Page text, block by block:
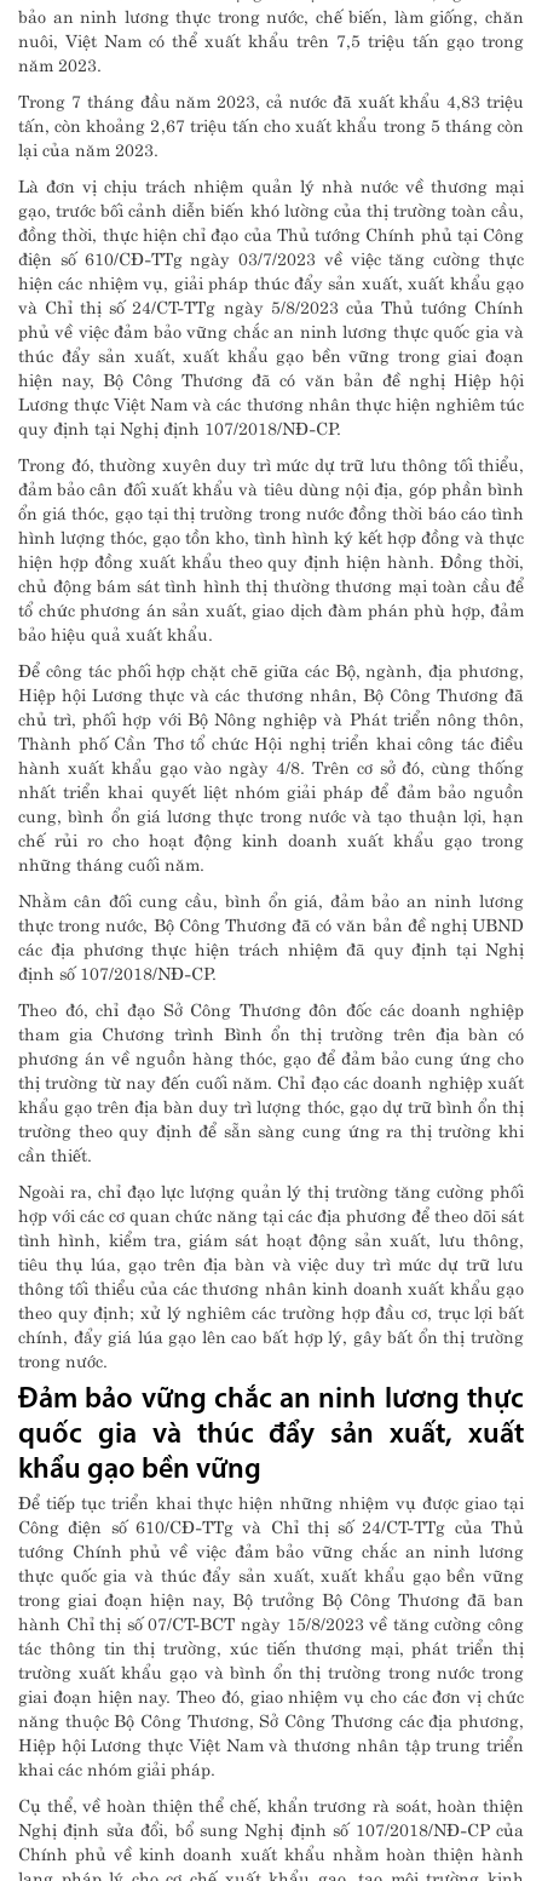
bảo an ninh lương thực trong nước, chế biến, làm giống, chăn
nuôi, Việt Nam có thể xuất khẩu trên 7,5 triệu tấn gạo trong
năm 2023.
Trong 7 tháng đầu năm 2023, cả nước đã xuất khẩu 4,83 triệu
tấn, còn khoảng 2,67 triệu tấn cho xuất khẩu trong 5 tháng còn
lại của năm 2023.
Là đơn vị chịu trách nhiệm quản lý nhà nước về thương mại
gạo, trước bối cảnh diễn biến khó lường của thị trường toàn cầu,
đồng thời, thực hiện chỉ đạo của Thủ tướng Chính phủ tại Công
điện số 610/CĐ-TTg ngày 03/7/2023 về việc tăng cường thực
hiện các nhiệm vụ, giải pháp thúc đẩy sản xuất, xuất khẩu gạo
và Chỉ thị số 24/CT-TTg ngày 5/8/2023 của Thủ tướng Chính
phủ về việc đảm bảo vững chắc an ninh lương thực quốc gia và
thúc đẩy sản xuất, xuất khẩu gạo bền vững trong giai đoạn
hiện nay, Bộ Công Thương đã có văn bản đề nghị Hiệp hội
Lương thực Việt Nam và các thương nhân thực hiện nghiêm túc
quy định tại Nghị định 107/2018/NĐ-CP.
Trong đó, thường xuyên duy trì mức dự trữ lưu thông tối thiểu,
đảm bảo cân đối xuất khẩu và tiêu dùng nội địa, góp phần bình
ổn giá thóc, gạo tại thị trường trong nước đồng thời báo cáo tình
hình lượng thóc, gạo tồn kho, tình hình ký kết hợp đồng và thực
hiện hợp đồng xuất khẩu theo quy định hiện hành. Đồng thời,
chủ động bám sát tình hình thị thường thương mại toàn cầu để
tổ chức phương án sản xuất, giao dịch đàm phán phù hợp, đảm
bảo hiệu quả xuất khẩu.
Để công tác phối hợp chặt chẽ giữa các Bộ, ngành, địa phương,
Hiệp hội Lương thực và các thương nhân, Bộ Công Thương đã
chủ trì, phối hợp với Bộ Nông nghiệp và Phát triển nông thôn,
Thành phố Cần Thơ tổ chức Hội nghị triển khai công tác điều
hành xuất khẩu gạo vào ngày 4/8. Trên cơ sở đó, cùng thống
nhất triển khai quyết liệt nhóm giải pháp để đảm bảo nguồn
cung, bình ổn giá lương thực trong nước và tạo thuận lợi, hạn
chế rủi ro cho hoạt động kinh doanh xuất khẩu gạo trong
những tháng cuối năm.
Nhằm cân đối cung cầu, bình ổn giá, đảm bảo an ninh lương
thực trong nước, Bộ Công Thương đã có văn bản đề nghị UBND
các địa phương thực hiện trách nhiệm đã quy định tại Nghị
định số 107/2018/NĐ-CP.
Theo đó, chỉ đạo Sở Công Thương đôn đốc các doanh nghiệp
tham gia Chương trình Bình ổn thị trường trên địa bàn có
phương án về nguồn hàng thóc, gạo để đảm bảo cung ứng cho
thị trường từ nay đến cuối năm. Chỉ đạo các doanh nghiệp xuất
khẩu gạo trên địa bàn duy trì lượng thóc, gạo dự trữ bình ổn thị
trường theo quy định để sẵn sàng cung ứng ra thị trường khi
cần thiết.
Ngoài ra, chỉ đạo lực lượng quản lý thị trường tăng cường phối
hợp với các cơ quan chức năng tại các địa phương để theo dõi sát
tình hình, kiểm tra, giám sát hoạt động sản xuất, lưu thông,
tiêu thụ lúa, gạo trên địa bàn và việc duy trì mức dự trữ lưu
thông tối thiểu của các thương nhân kinh doanh xuất khẩu gạo
theo quy định; xử lý nghiêm các trường hợp đầu cơ, trục lợi bất
chính, đẩy giá lúa gạo lên cao bất hợp lý, gây bất ổn thị trường
trong nước.
Đảm bảo vững chắc an ninh lương thực
quốc gia và thúc đẩy sản xuất, xuất
khẩu gạo bền vững
Để tiếp tục triển khai thực hiện những nhiệm vụ được giao tại
Công điện số 610/CĐ-TTg và Chỉ thị số 24/CT-TTg của Thủ
tướng Chính phủ về việc đảm bảo vững chắc an ninh lương
thực quốc gia và thúc đẩy sản xuất, xuất khẩu gạo bền vững
trong giai đoạn hiện nay, Bộ trưởng Bộ Công Thương đã ban
hành Chỉ thị số 07/CT-BCT ngày 15/8/2023 về tăng cường công
tác thông tin thị trường, xúc tiến thương mại, phát triển thị
trường xuất khẩu gạo và bình ổn thị trường trong nước trong
giai đoạn hiện nay. Theo đó, giao nhiệm vụ cho các đơn vị chức
năng thuộc Bộ Công Thương, Sở Công Thương các địa phương,
Hiệp hội Lương thực Việt Nam và thương nhân tập trung triển
khai các nhóm giải pháp.
Cụ thể, về hoàn thiện thể chế, khẩn trương rà soát, hoàn thiện
Nghị định sửa đổi, bổ sung Nghị định số 107/2018/NĐ-CP của
Chính phủ về kinh doanh xuất khẩu nhằm hoàn thiện hành
lang pháp lý cho cơ chế xuất khẩu gạo, tạo môi trường kinh